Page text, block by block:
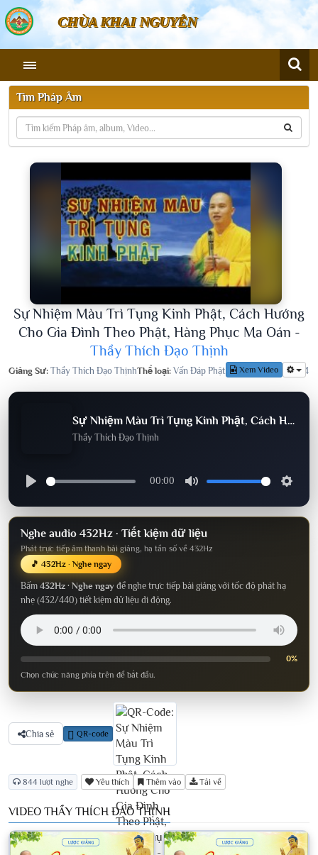
CHÙA KHAI NGUYÊN
Tìm Pháp Âm
Sự Nhiệm Màu Trì Tụng Kinh Phật, Cách Hướng
Cho Gia Đình Theo Phật, Hàng Phục Ma Oán -
Thầy Thích Đạo Thịnh
Giảng Sư: Thầy Thích Đạo ThịnhThể loại: Vấn Đáp Phật PhápLượt nghe:844
Xem Video
Sự Nhiệm Màu Trì Tụng Kinh Phật, Cách Hướng Cho Gia Đình Theo Phật, Hàng Phục Ma Oán
Thầy Thích Đạo Thịnh
00:00
Nghe audio 432Hz · Tiết kiệm dữ liệu
Phát trực tiếp âm thanh bài giảng, hạ tần số về 432Hz
🎵 432Hz · Nghe ngay
Bấm 432Hz · Nghe ngay để nghe trực tiếp bài giảng với tốc độ phát hạ
nhẹ (432/440) tiết kiệm dữ liệu di động.
0%
Chọn chức năng phía trên để bắt đầu.
Chia sẻ QR-code
844 lượt nghe Yêu thích Thêm vào Tải về
VIDEO THẦY THÍCH ĐẠO THỊNH